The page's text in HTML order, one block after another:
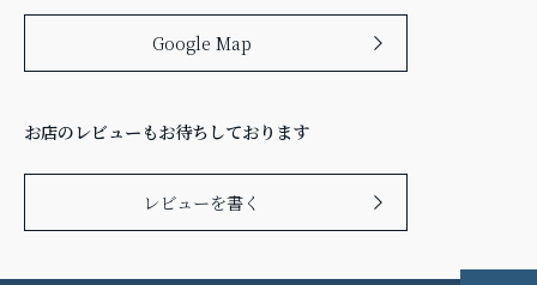
Google Map
お店のレビューもお待ちしております
レビューを書く